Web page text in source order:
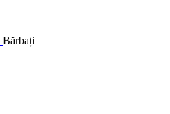
Bărbați